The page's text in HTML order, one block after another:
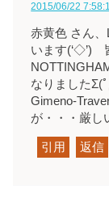
2015/06/22
赤黄色 さん
います(‘◇’)ゞ
なりましたΣ(
Gimeno-
が・・・厳し
引用 返信